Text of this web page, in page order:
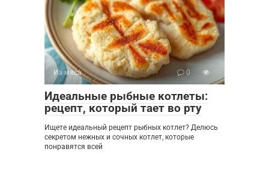
Из мяса 0
Идеальные рыбные котлеты:
рецепт, который тает во рту
Ищете идеальный рецепт рыбных котлет? Делюсь
секретом нежных и сочных котлет, которые
понравятся всей